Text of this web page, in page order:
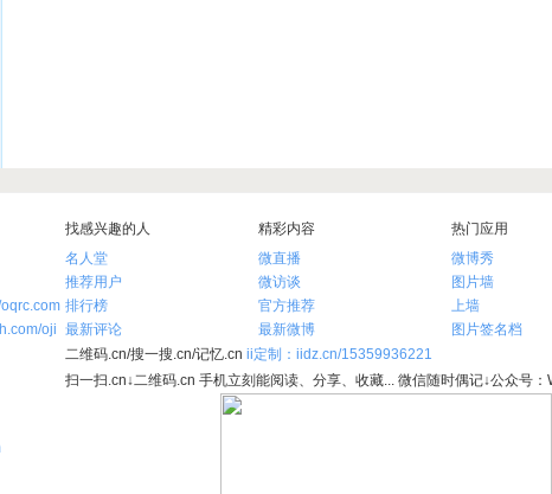
oji
找感兴趣的人
名人堂
推荐用户
排行榜
最新评论
精彩内容
微直播
微访谈
官方推荐
最新微博
热门应用
微博秀
图片墙
上墙
图片签名档
二维码.cn/搜一搜.cn/记忆.cn ii定制：iidz.cn/15359936221
扫一扫.cn↓二维码.cn 手机立刻能阅读、分享、收藏... 微信随时偶记↓公众号